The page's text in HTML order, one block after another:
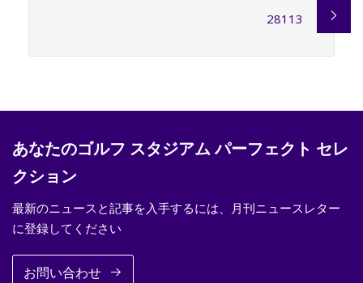
28113
あなたのゴルフ スタジアム パーフェクト セレ
クション
最新のニュースと記事を入手するには、月刊ニュースレター
に登録してください
お問い合わせ